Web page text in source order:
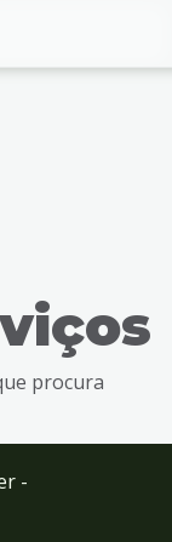
procura
-